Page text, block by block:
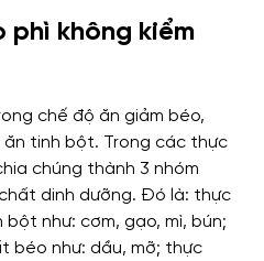
phì không kiểm
chế độ ăn giảm béo,
tinh bột. Trong các thực
chúng thành 3 nhóm
dinh dưỡng. Đó là: thực
như: cơm, gạo, mì, bún;
béo như: dầu, mỡ; thực